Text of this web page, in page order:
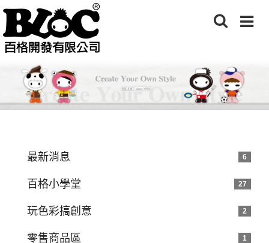
最新消息 6
百格小學堂 27
玩色彩搞創意 2
零售商品區 1